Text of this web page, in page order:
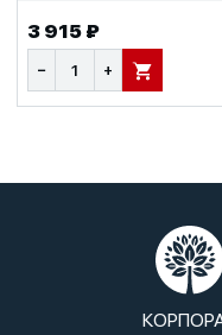
3 915 ₽
− + В КОРЗИНУ